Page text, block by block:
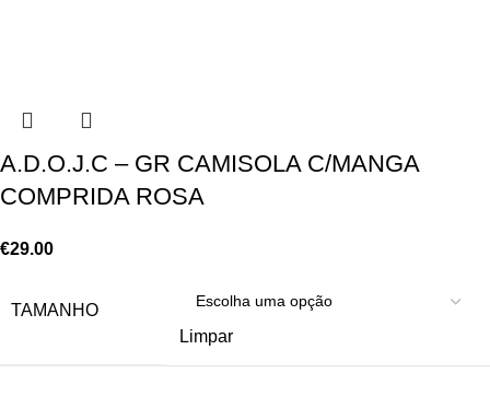
A.D.O.J.C – GR CAMISOLA C/MANGA
COMPRIDA ROSA
€29.00
TAMANHO
Limpar